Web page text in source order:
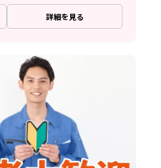
詳細を見る